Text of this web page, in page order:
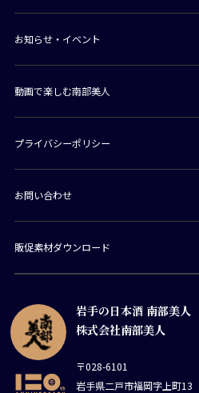
岩手の日本酒 南部美人
株式会社南部美人
〒028-6101
岩手県二戸市福岡字上町13
お知らせ・イベント
動画で楽しむ南部美人
プライバシーポリシー
お問い合わせ
販促素材ダウンロード